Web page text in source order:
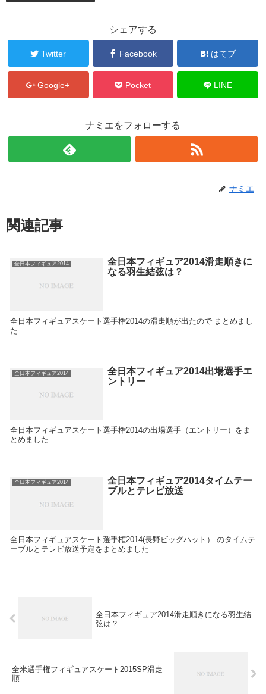
シェアする
Twitter Facebook はてブ
Google+ Pocket LINE
ナミエをフォローする
ナミエ
関連記事
全日本フィギュア2014
全日本フィギュア2014滑走順きに
なる羽生結弦は？
全日本フィギュアスケート選手権2014の滑走順が出たので まとめまし
た
全日本フィギュア2014
全日本フィギュア2014出場選手エ
ントリー
全日本フィギュアスケート選手権2014の出場選手（エントリー）をま
とめました
全日本フィギュア2014
全日本フィギュア2014タイムテー
ブルとテレビ放送
全日本フィギュアスケート選手権2014(長野ビッグハット） のタイムテ
ーブルとテレビ放送予定をまとめました
全日本フィギュア2014滑走順きになる羽生結
弦は？
全米選手権フィギュアスケート2015SP滑走
順